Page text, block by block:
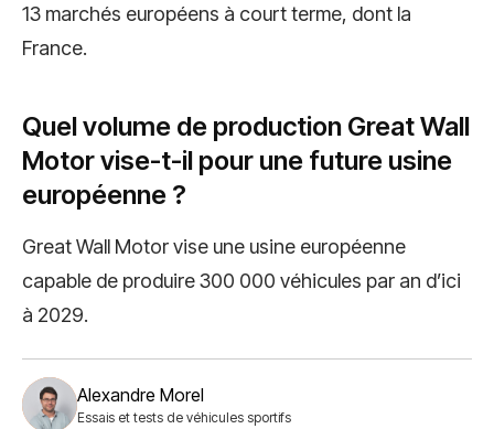
13 marchés européens à court terme, dont la
France.
Quel volume de production Great Wall
Motor vise-t-il pour une future usine
européenne ?
Great Wall Motor vise une usine européenne
capable de produire 300 000 véhicules par an d’ici
à 2029.
Alexandre Morel
Essais et tests de véhicules sportifs